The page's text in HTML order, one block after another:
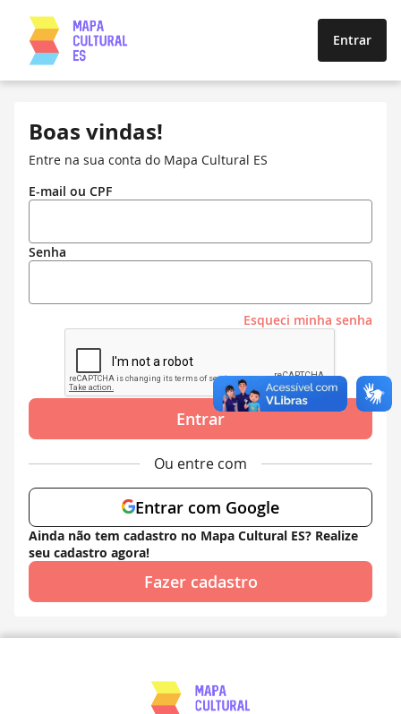
Entrar
Boas vindas!
Entre na sua conta do Mapa Cultural ES
E-mail ou CPF
Senha
Esqueci minha senha
Entrar
Ou entre com
Entrar com Google
Ainda não tem cadastro no Mapa Cultural ES? Realize
seu cadastro agora!
Fazer cadastro